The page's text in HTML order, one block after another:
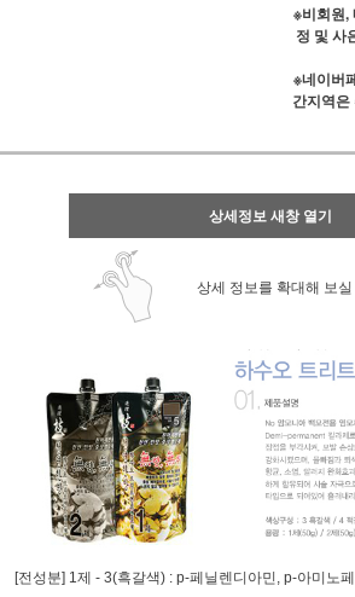
※비회원,
정 및 사
※네이버
간지역
상세정보 새창 열기
상세 정보를 확대해 보
[전성분] 1제 - 3(흑갈색) : p-페닐렌디아민, p-아미노